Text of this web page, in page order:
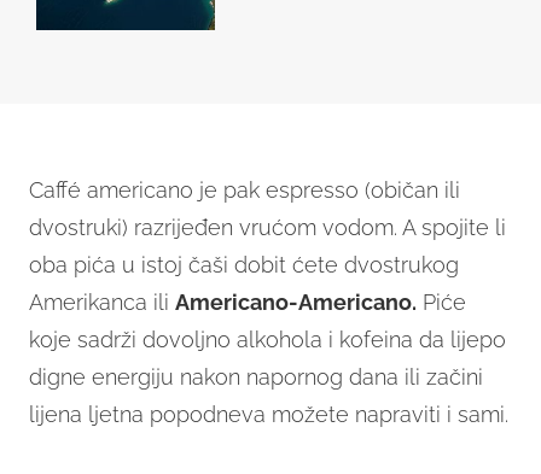
Caffé americano je pak espresso (običan ili
dvostruki) razrijeđen vrućom vodom. A spojite li
oba pića u istoj čaši dobit ćete dvostrukog
Amerikanca ili Americano-Americano. Piće
koje sadrži dovoljno alkohola i kofeina da lijepo
digne energiju nakon napornog dana ili začini
lijena ljetna popodneva možete napraviti i sami.